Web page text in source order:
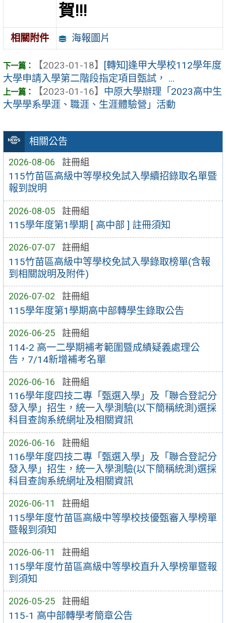
相關公告
2026-08-06 註冊組
115竹苗區高級中等學校免試入學續招錄取名單暨
報到說明
2026-08-05 註冊組
115學年度第1學期 [ 高中部 ] 註冊須知
2026-07-07 註冊組
115竹苗區高級中等學校免試入學錄取榜單(含報
到相關說明及附件)
2026-07-02 註冊組
115學年度第1學期高中部轉學生錄取公告
2026-06-25 註冊組
114-2 高一二學期補考範圍暨成績疑義處理公
告，7/14新增補考名單
2026-06-16 註冊組
116學年度四技二專「甄選入學」及「聯合登記分
發入學」招生，統一入學測驗(以下簡稱統測)選採
科目查詢系統網址及相關資訊
2026-06-16 註冊組
116學年度四技二專「甄選入學」及「聯合登記分
發入學」招生，統一入學測驗(以下簡稱統測)選採
科目查詢系統網址及相關資訊
2026-06-11 註冊組
115學年度竹苗區高級中等學校技優甄審入學榜單
暨報到須知
2026-06-11 註冊組
115學年度竹苗區高級中等學校直升入學榜單暨報
到須知
2026-05-25 註冊組
115-1 高中部轉學考簡章公告
賀!!!
相關附件 海報圖片
【2023-01-18】 [轉知]逢甲大學校112學年度
大學申請入學第二階段指定項目甄試， ...
【2023-01-16】 中原大學辦理「2023高中生
大學學系學涯、職涯、生涯體驗營」活動